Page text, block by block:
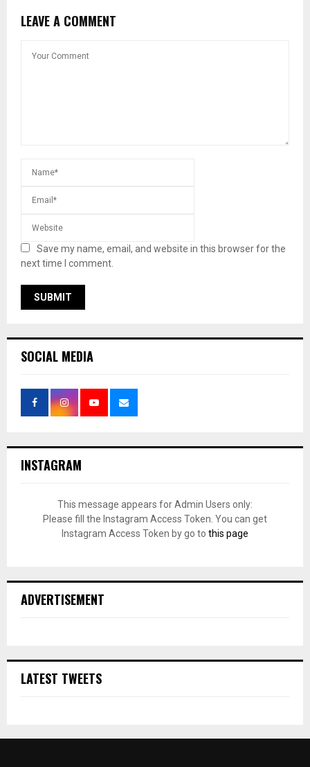
LEAVE A COMMENT
Save my name, email, and website in this browser for the
next time I comment.
SOCIAL MEDIA
INSTAGRAM
This message appears for Admin Users only:
Please fill the Instagram Access Token. You can get
Instagram Access Token by go to this page
ADVERTISEMENT
LATEST TWEETS